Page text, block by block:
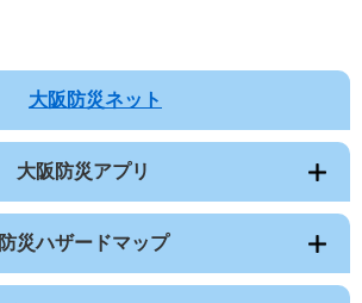
大阪防災ネット
大阪防災アプリ
防災ハザードマップ